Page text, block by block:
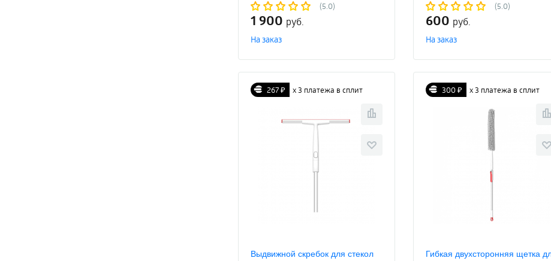
(5.0)
1 900 руб.
На заказ
(5.0)
600 руб.
На заказ
267 ₽ х 3 платежа в сплит
Выдвижной скребок для стекол
300 ₽ х 3 платежа в сплит
Гибкая двухсторонняя щетка